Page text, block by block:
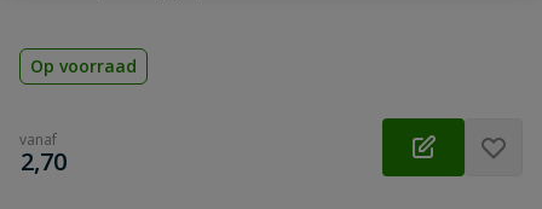
Op voorraad
vanaf
€
2,70